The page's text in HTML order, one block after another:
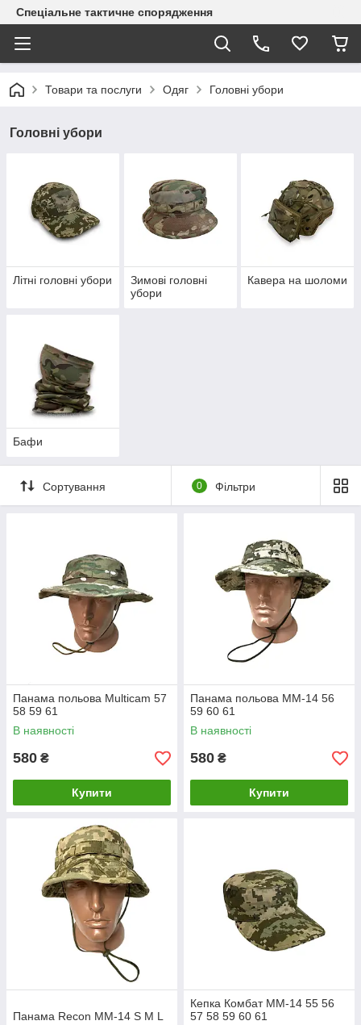
Спеціальне тактичне спорядження
Товари та послуги Одяг Головні убори
Головні убори
Літні головні убори
Зимові головні
убори
Кавера на шоломи
Бафи
Сортування 0 Фільтри
Панама польова Multicam 57
58 59 61
В наявності
580 ₴
Купити
Панама польова ММ-14 56
59 60 61
В наявності
580 ₴
Купити
Панама Recon MM-14 S M L
Кепка Комбат ММ-14 55 56
57 58 59 60 61